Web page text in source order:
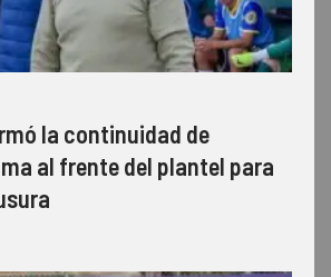
la continuidad de
al frente del plantel para